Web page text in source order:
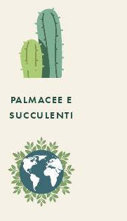
PALMACEE E
SUCCULENTI